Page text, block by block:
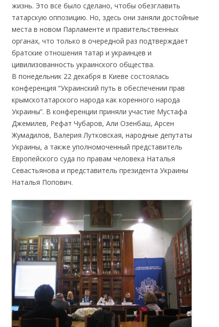
жизнь. Это все было сделано, чтобы обезглавить
татарскую оппозицию. Но, здесь они заняли достойные
места в новом Парламенте и правительственных
органах, что только в очередной раз подтверждает
братские отношения татар и украинцев и
цивилизованность украинского общества.
В понедельник 22 декабря в Киеве состоялась
конференция “Украинский путь в обеспечении прав
крымскотатарского народа как коренного народа
Украины”. В конференции приняли участие Мустафа
Джемилев, Рефат Чубаров, Али Озенбаш, Арсен
Жумадилов, Валерия Лутковская, народные депутаты
Украины, а также уполномоченный представитель
Европейского суда по правам человека Наталья
Севастьянова и представитель президента Украины
Наталья Попович.